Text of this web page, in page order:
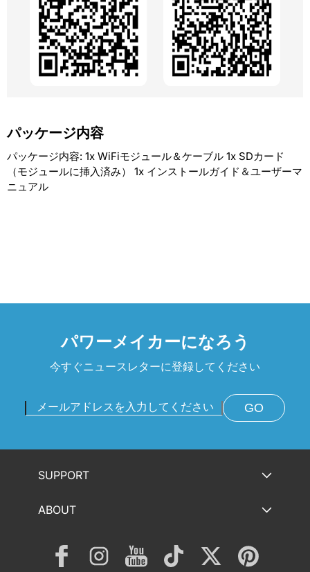
パッケージ内容
パッケージ内容: 1x WiFiモジュール＆ケーブル 1x SDカード
（モジュールに挿入済み） 1x インストールガイド＆ユーザーマ
ニュアル
パワーメイカーになろう
今すぐニュースレターに登録してください
GO
SUPPORT
ABOUT
FacebookInstagramYouTube TikTok Twitter Pinterest